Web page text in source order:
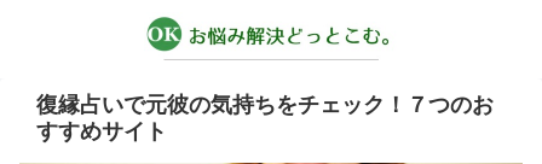
復縁占いで元彼の気持ちをチェック！７つのお
すすめサイト